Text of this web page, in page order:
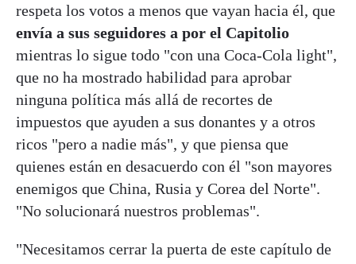
respeta los votos a menos que vayan hacia él, que
envía a sus seguidores a por el Capitolio
mientras lo sigue todo "con una Coca-Cola light",
que no ha mostrado habilidad para aprobar
ninguna política más allá de recortes de
impuestos que ayuden a sus donantes y a otros
ricos "pero a nadie más", y que piensa que
quienes están en desacuerdo con él "son mayores
enemigos que China, Rusia y Corea del Norte".
"No solucionará nuestros problemas".
"Necesitamos cerrar la puerta de este capítulo de